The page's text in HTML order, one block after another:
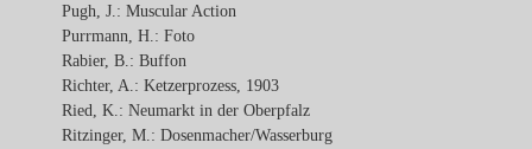
Pugh, J.: Muscular Action
Purrmann, H.: Foto
Rabier, B.: Buffon
Richter, A.: Ketzerprozess, 1903
Ried, K.: Neumarkt in der Oberpfalz
Ritzinger, M.: Dosenmacher/Wasserburg